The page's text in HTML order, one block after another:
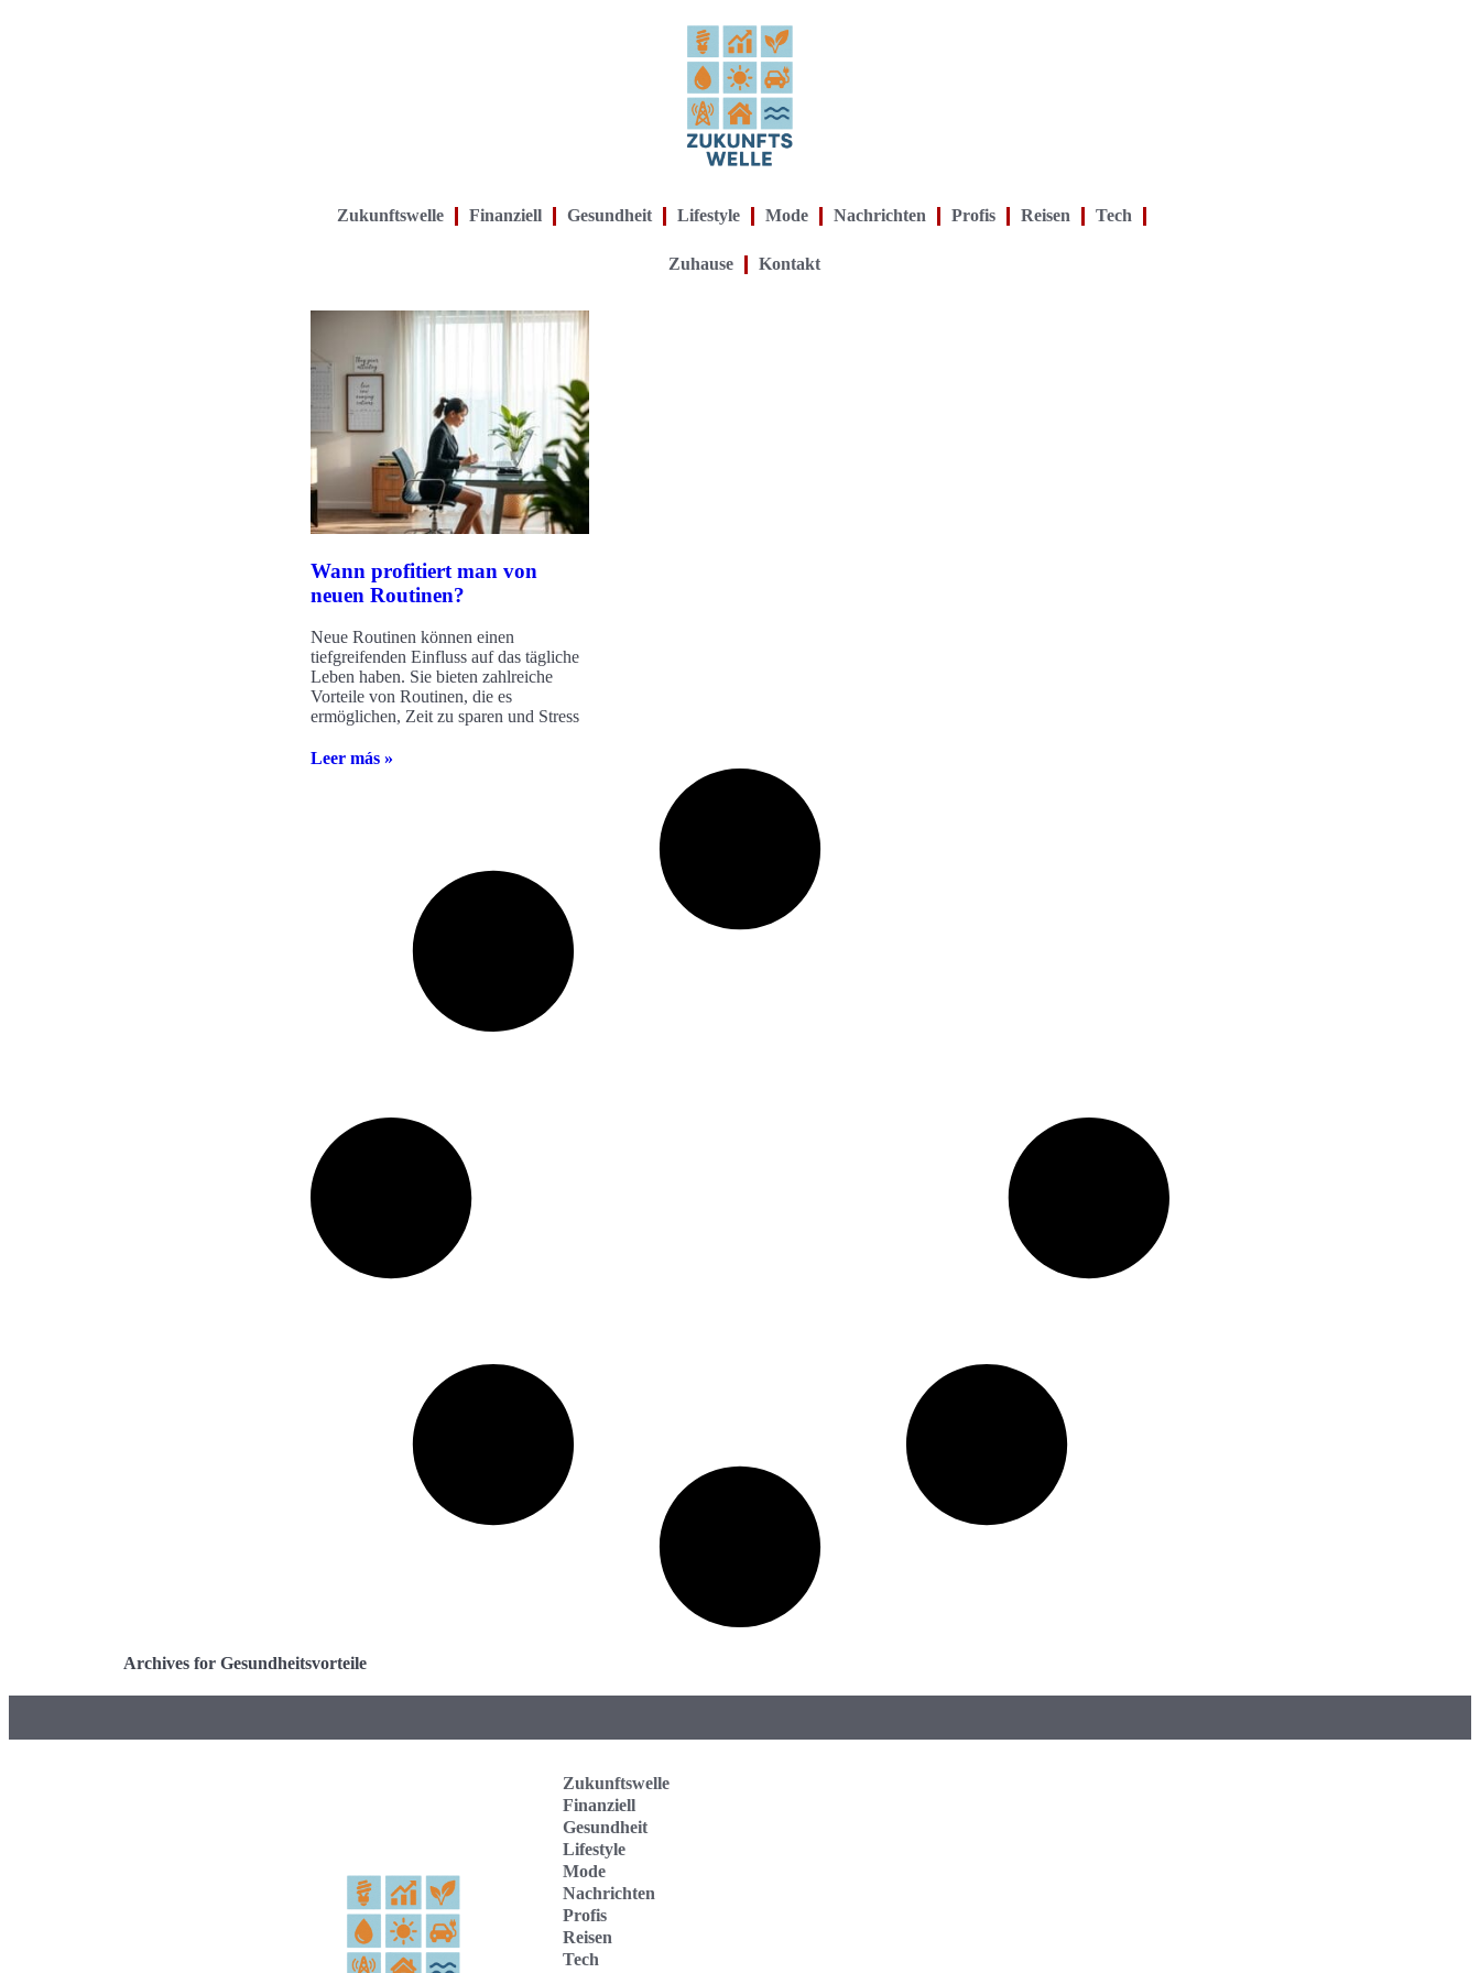
Zukunftswelle Finanziell Gesundheit Lifestyle Mode Nachrichten Profis Reisen Tech
Zuhause Kontakt
Wann profitiert man von
neuen Routinen?
Neue Routinen können einen
tiefgreifenden Einfluss auf das tägliche
Leben haben. Sie bieten zahlreiche
Vorteile von Routinen, die es
ermöglichen, Zeit zu sparen und Stress
Leer más »
Archives for Gesundheitsvorteile
Zukunftswelle
Finanziell
Gesundheit
Lifestyle
Mode
Nachrichten
Profis
Reisen
Tech